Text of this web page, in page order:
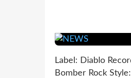
Label: Diablo
Bomber Rock